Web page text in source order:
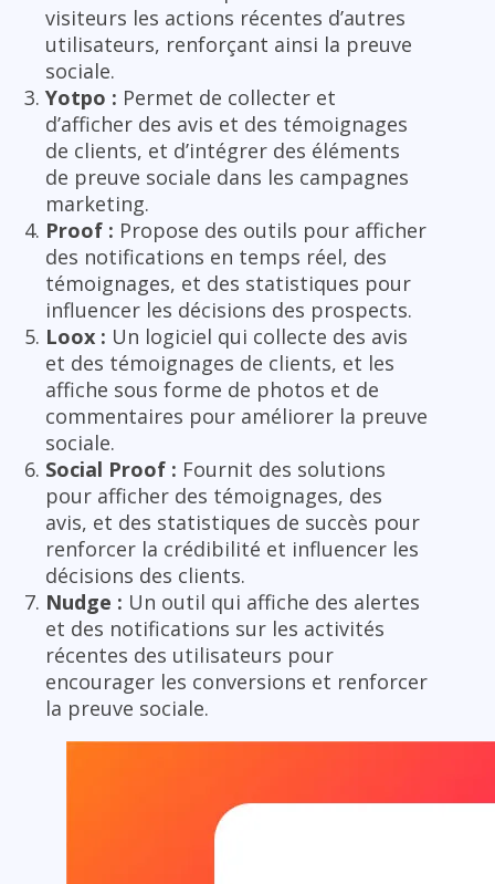
visiteurs les actions récentes d’autres
utilisateurs, renforçant ainsi la preuve
sociale.
Yotpo : Permet de collecter et
d’afficher des avis et des témoignages
de clients, et d’intégrer des éléments
de preuve sociale dans les campagnes
marketing.
Proof : Propose des outils pour afficher
des notifications en temps réel, des
témoignages, et des statistiques pour
influencer les décisions des prospects.
Loox : Un logiciel qui collecte des avis
et des témoignages de clients, et les
affiche sous forme de photos et de
commentaires pour améliorer la preuve
sociale.
Social Proof : Fournit des solutions
pour afficher des témoignages, des
avis, et des statistiques de succès pour
renforcer la crédibilité et influencer les
décisions des clients.
Nudge : Un outil qui affiche des alertes
et des notifications sur les activités
récentes des utilisateurs pour
encourager les conversions et renforcer
la preuve sociale.